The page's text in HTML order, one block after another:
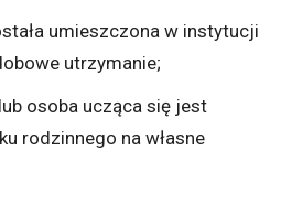
umieszczona w instytucji
utrzymanie;
osoba ucząca się jest
rodzinnego na własne